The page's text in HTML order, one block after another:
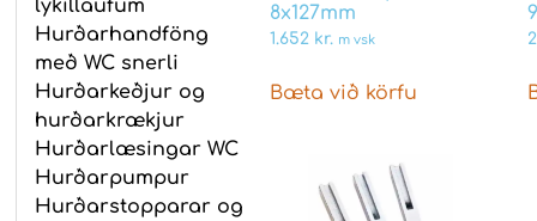
lykillaufum
Hurðarhandföng
með WC snerli
Hurðarkeðjur og
hurðarkrækjur
Hurðarlæsingar WC
Hurðarpumpur
Hurðarstopparar og
8x127mm
1.652 kr. m vsk
Bæta við körfu